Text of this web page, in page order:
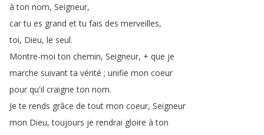
à ton nom, Seigneur,
car tu es grand et tu fais des merveilles,
toi, Dieu, le seul.
Montre-moi ton chemin, Seigneur, + que je
marche suivant ta vérité ; unifie mon coeur
pour qu'il craigne ton nom.
Je te rends grâce de tout mon coeur, Seigneur
mon Dieu,toujours je rendrai gloire à ton